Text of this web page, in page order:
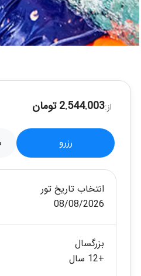
از:2.544.003 تومان
رزرو
انتخاب تاریخ تور
08/08/2026
بزرگسال
+12 سال